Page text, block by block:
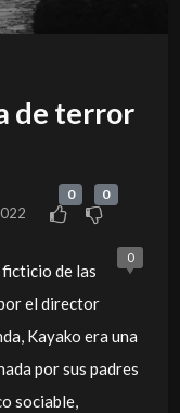
de terror
0 0
0
ficticio de las
el director
Kayako era una
por sus padres
sociable,